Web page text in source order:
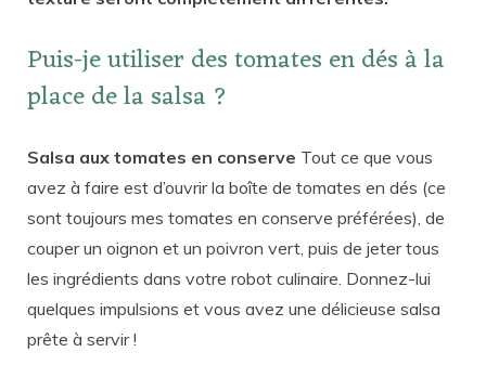
Puis-je utiliser des tomates en dés à la
place de la salsa ?
Salsa aux tomates en conserve Tout ce que vous
avez à faire est d’ouvrir la boîte de tomates en dés (ce
sont toujours mes tomates en conserve préférées), de
couper un oignon et un poivron vert, puis de jeter tous
les ingrédients dans votre robot culinaire. Donnez-lui
quelques impulsions et vous avez une délicieuse salsa
prête à servir !